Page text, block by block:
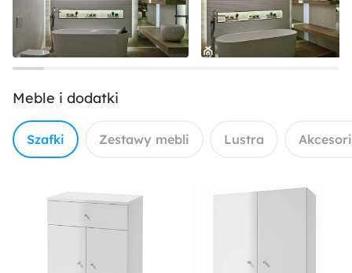
Meble i dodatki
Szafki Zestawy mebli Lustra